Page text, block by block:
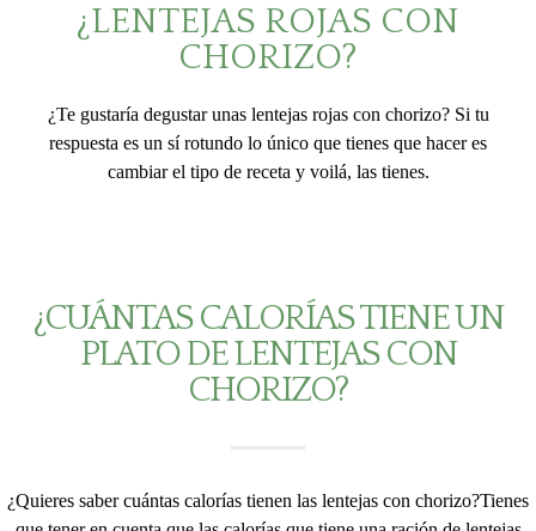
¿CUÁNTAS CALORÍAS TIENE UN
PLATO DE LENTEJAS CON
CHORIZO?
¿Quieres saber cuántas calorías tienen las lentejas con chorizo?Tienes
¿LENTEJAS ROJAS CON
CHORIZO?
¿Te gustaría degustar unas lentejas rojas con chorizo? Si tu
respuesta es un sí rotundo lo único que tienes que hacer es
cambiar el tipo de receta y voilá, las tienes.